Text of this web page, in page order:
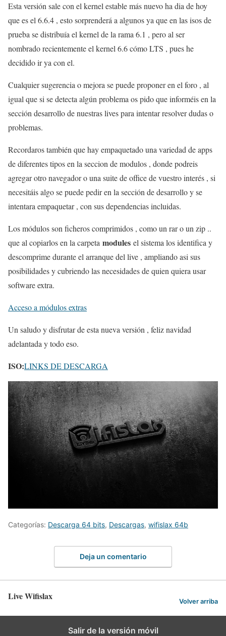
Esta versión sale con el kernel estable más nuevo ha dia de hoy
que es el 6.6.4 , esto sorprenderá a algunos ya que en las isos de
prueba se distribuía el kernel de la rama 6.1 , pero al ser
nombrado recientemente el kernel 6.6 cómo LTS , pues he
decidido ir ya con el.
Cualquier sugerencia o mejora se puede proponer en el foro , al
igual que si se detecta algún problema os pido que informéis en la
sección desarrollo de nuestras lives para intentar resolver dudas o
problemas.
Recordaros también que hay empaquetado una variedad de apps
de diferentes tipos en la seccion de modulos , donde podreis
agregar otro navegador o una suite de office de vuestro interés , si
necesitáis algo se puede pedir en la sección de desarrollo y se
intentara empaquetar , con sus dependencias incluidas.
Los módulos son ficheros comprimidos , como un rar o un zip ..
que al copiarlos en la carpeta modules el sistema los identifica y
descomprime durante el arranque del live , ampliando asi sus
posibilidades y cubriendo las necesidades de quien quiera usar
software extra.
Acceso a módulos extras
Un saludo y disfrutar de esta nueva versión , feliz navidad
adelantada y todo eso.
ISO:LINKS DE DESCARGA
Categorías: Descarga 64 bits, Descargas, wifislax 64b
Deja un comentario
Live Wifislax Volver arriba
Salir de la versión móvil